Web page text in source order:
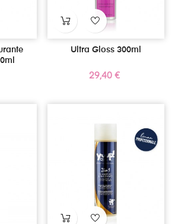
Ultra Gloss 300ml
Prezzo
29,40 €